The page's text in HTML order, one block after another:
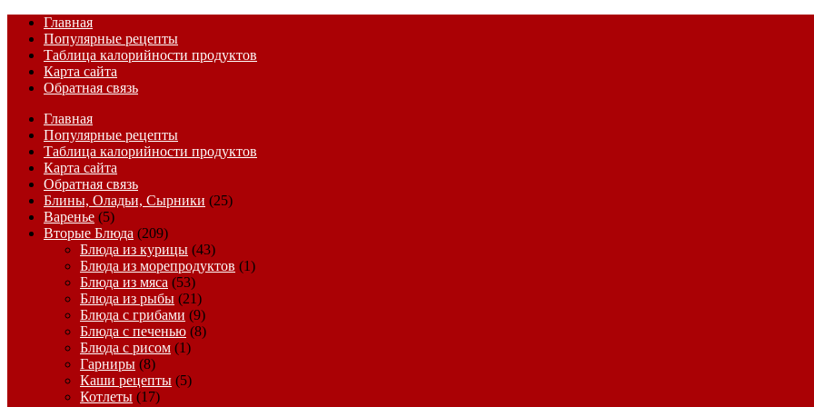
Главная
Популярные рецепты
Таблица калорийности продуктов
Карта сайта
Обратная связь
Главная
Популярные рецепты
Таблица калорийности продуктов
Карта сайта
Обратная связь
Блины, Оладьи, Сырники (25)
Варенье (5)
Вторые Блюда (209)
Блюда из курицы (43)
Блюда из морепродуктов (1)
Блюда из мяса (53)
Блюда из рыбы (21)
Блюда с грибами (9)
Блюда с печенью (8)
Блюда с рисом (1)
Гарниры (8)
Каши рецепты (5)
Котлеты (17)